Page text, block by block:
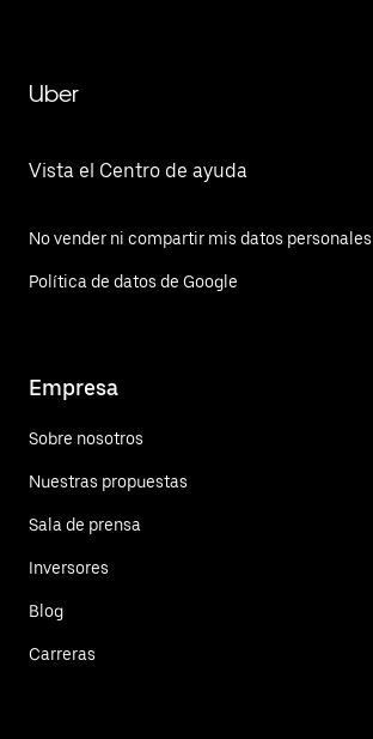
Uber
Vista el Centro de ayuda
No vender ni compartir mis datos personales
Política de datos de Google
Empresa
Sobre nosotros
Nuestras propuestas
Sala de prensa
Inversores
Blog
Carreras